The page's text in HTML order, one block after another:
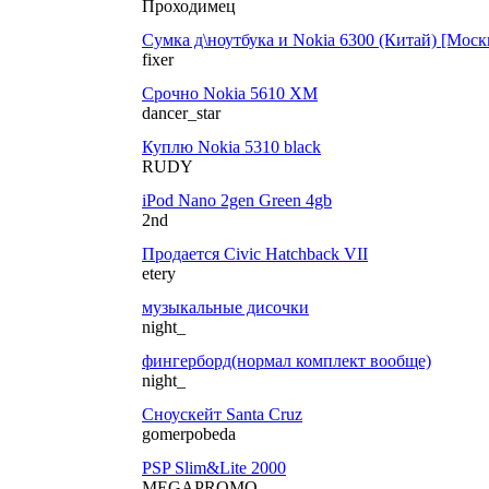
Проходимец
Сумка д\ноутбука и Nokia 6300 (Китай)
fixer
Срочно Nokia 5610 XM
dancer_star
Куплю Nokia 5310 black
RUDY
iPod Nano 2gen Green 4gb
2nd
Продается Civic Hatchback VII
etery
музыкальные дисочки
night_
фингерборд(нормал комплект вообще)
night_
Сноускейт Santa Cruz
gomerpobeda
PSP Slim&Lite 2000